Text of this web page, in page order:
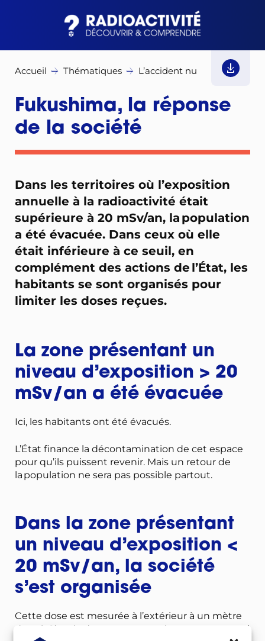
Accueil Thématiques L’accident nucléaire
Fukushima, la réponse
de la société
Dans les territoires où l’exposition
annuelle à la radioactivité était
supérieure à 20 mSv/an, la population
a été évacuée. Dans ceux où elle
était inférieure à ce seuil, en
complément des actions de l’État, les
habitants se sont organisés pour
limiter les doses reçues.
La zone présentant un
niveau d’exposition > 20
mSv/an a été évacuée
Ici, les habitants ont été évacués.
L’État finance la décontamination de cet espace
pour qu’ils puissent revenir. Mais un retour de
la population ne sera pas possible partout.
Dans la zone présentant
un niveau d’exposition <
20 mSv/an, la société
s’est organisée
Cette dose est mesurée à l’extérieur à un mètre
du sol. C’est la dose que recevrait une personne si